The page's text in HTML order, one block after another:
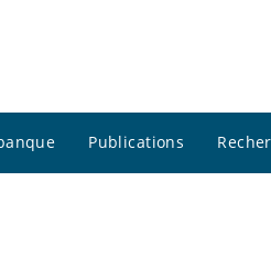
Publications